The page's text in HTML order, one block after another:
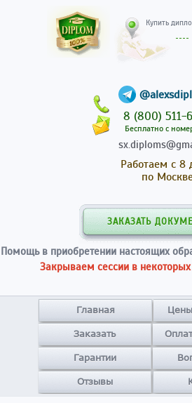
8 (800) 511-
Бесплатно с
Работаем с 8
по
ЗАКАЗАТЬ
Помощь в приобретении настоящих
Закрываем сессии в некоторых
Главная
Заказать
Гарантии
Отзывы